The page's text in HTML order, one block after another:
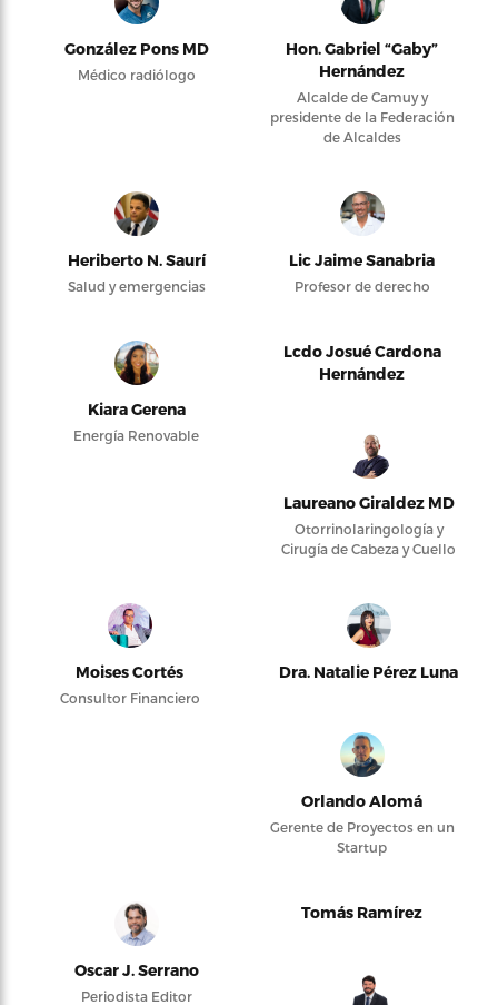
González Pons MD
Médico radiólogo
Hon. Gabriel “Gaby”
Hernández
Alcalde de Camuy y
presidente de la Federación
de Alcaldes
Heriberto N. Saurí
Salud y emergencias
Lic Jaime Sanabria
Profesor de derecho
Kiara Gerena
Energía Renovable
Lcdo Josué Cardona
Hernández
Laureano Giraldez MD
Otorrinolaringología y
Cirugía de Cabeza y Cuello
Moises Cortés
Consultor Financiero
Dra. Natalie Pérez Luna
Orlando Alomá
Gerente de Proyectos en un
Startup
Oscar J. Serrano
Periodista Editor
Tomás Ramírez